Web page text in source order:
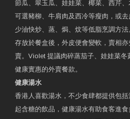
節瓜、翠玉瓜、娃娃菜、椰菜、西芹
可選豬柳、牛肩肉及西冷等瘦肉，或
少油快炒、蒸、焗、炆等低脂烹調方
存放於餐盒後，外皮便會變軟，賣相
賣。Violet 提議肉碎蒸茄子、娃娃菜
健康實惠的外賣餐款。
健康湯水
香港人喜歡湯水，不少食肆都提供包
起含糖的飲品，健康湯水有助食客進